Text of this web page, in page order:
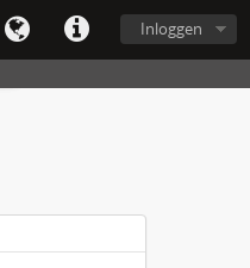
Inloggen